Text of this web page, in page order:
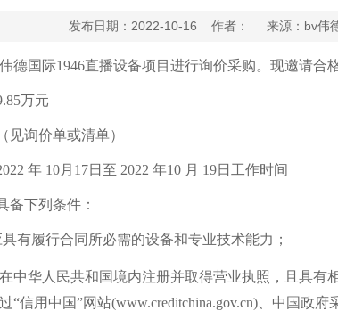
发布日期：2022-10-16 作者： 来源：bv伟
德国际1946直播设备项目进行询价采购。现邀请合
万元
（见询价单或清单）
年 10月 17日至 2022 年10 月 19日工作时间
备下列条件：
具有履行合同所必需的设备和专业技术能力 ；
中华人民共和国境内注册并取得营业执照，且具有
“信用中国”网站(www.creditchina.gov.cn) 、中国政府